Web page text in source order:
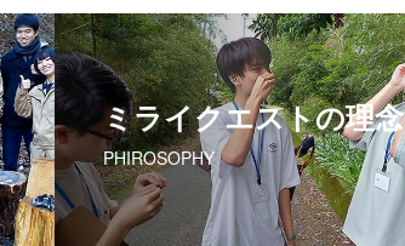
ミライクエストの理念
PHIROSOPHY